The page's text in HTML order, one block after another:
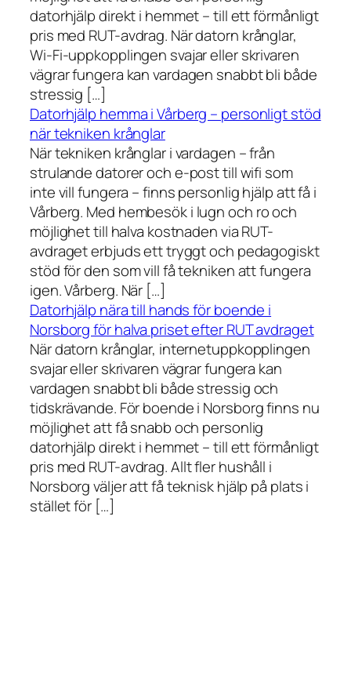
datorhjälp direkt i hemmet – till ett förmånligt
pris med RUT-avdrag. När datorn krånglar,
Wi-Fi-uppkopplingen svajar eller skrivaren
vägrar fungera kan vardagen snabbt bli både
stressig […]
Datorhjälp hemma i Vårberg – personligt stöd
när tekniken krånglar
När tekniken krånglar i vardagen – från
strulande datorer och e-post till wifi som
inte vill fungera – finns personlig hjälp att få i
Vårberg. Med hembesök i lugn och ro och
möjlighet till halva kostnaden via RUT-
avdraget erbjuds ett tryggt och pedagogiskt
stöd för den som vill få tekniken att fungera
igen. Vårberg. När […]
Datorhjälp nära till hands för boende i
Norsborg för halva priset efter RUT avdraget
När datorn krånglar, internetuppkopplingen
svajar eller skrivaren vägrar fungera kan
vardagen snabbt bli både stressig och
tidskrävande. För boende i Norsborg finns nu
möjlighet att få snabb och personlig
datorhjälp direkt i hemmet – till ett förmånligt
pris med RUT-avdrag. Allt fler hushåll i
Norsborg väljer att få teknisk hjälp på plats i
stället för […]